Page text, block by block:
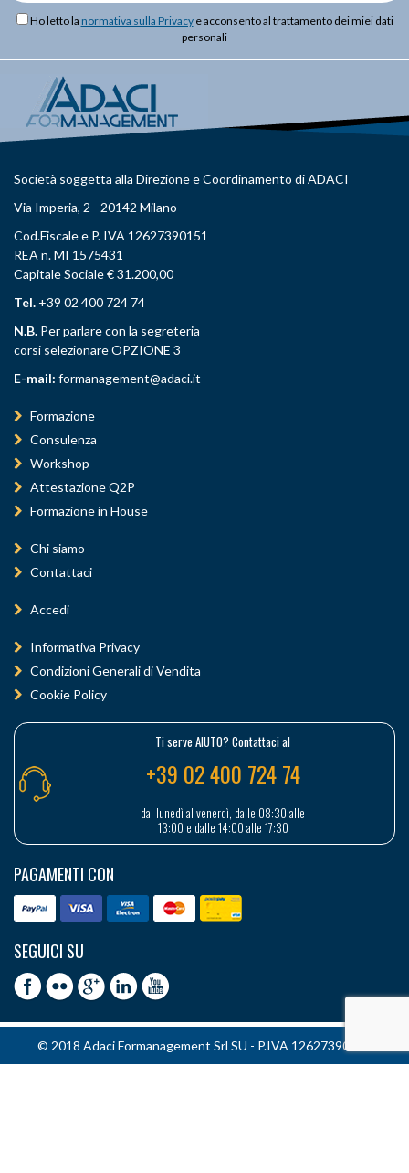
Ho letto la normativa sulla Privacye acconsento al trattamento dei miei dati
personali
Società soggetta alla Direzione e Coordinamento di ADACI
Via Imperia, 2 - 20142 Milano
Cod.Fiscale e P. IVA 12627390151
REA n. MI 1575431
Capitale Sociale € 31.200,00
Tel. +39 02 400 724 74
N.B. Per parlare con la segreteria
corsi selezionare OPZIONE 3
E-mail: formanagement@adaci.it
Formazione
Consulenza
Workshop
Attestazione Q2P
Formazione in House
Chi siamo
Contattaci
Accedi
Informativa Privacy
Condizioni Generali di Vendita
Cookie Policy
Ti serve AIUTO? Contattaci al
+39 02 400 724 74
dal lunedì al venerdì, dalle 08:30 alle
13:00 e dalle 14:00 alle 17:30
PAGAMENTI CON
SEGUICI SU
© 2018 Adaci Formanagement Srl SU - P.IVA 12627390151